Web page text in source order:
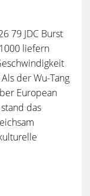
79 JDC Burst
liefern
der Wu-Tang
European
das